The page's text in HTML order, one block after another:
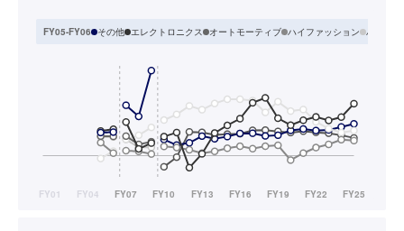
FY05-FY06 その他 エレクトロニクス オートモーティブ ハイファッション ハウジ